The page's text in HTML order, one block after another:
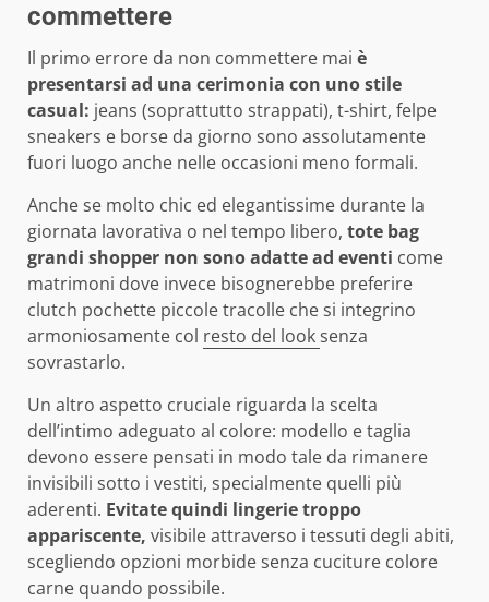
commettere
Il primo errore da non commettere mai è
presentarsi ad una cerimonia con uno stile
casual: jeans (soprattutto strappati), t-shirt, felpe
sneakers e borse da giorno sono assolutamente
fuori luogo anche nelle occasioni meno formali.
Anche se molto chic ed elegantissime durante la
giornata lavorativa o nel tempo libero, tote bag
grandi shopper non sono adatte ad eventi come
matrimoni dove invece bisognerebbe preferire
clutch pochette piccole tracolle che si integrino
armoniosamente col resto del looksenza
sovrastarlo.
Un altro aspetto cruciale riguarda la scelta
dell’intimo adeguato al colore: modello e taglia
devono essere pensati in modo tale da rimanere
invisibili sotto i vestiti, specialmente quelli più
aderenti. Evitate quindi lingerie troppo
appariscente, visibile attraverso i tessuti degli abiti,
scegliendo opzioni morbide senza cuciture colore
carne quando possibile.